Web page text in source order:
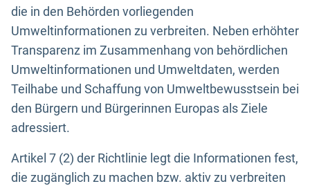
die in den Behörden vorliegenden
Umweltinformationen zu verbreiten. Neben erhöhter
Transparenz im Zusammenhang von behördlichen
Umweltinformationen und Umweltdaten, werden
Teilhabe und Schaffung von Umweltbewusstsein bei
den Bürgern und Bürgerinnen Europas als Ziele
adressiert.
Artikel 7 (2) der Richtlinie legt die Informationen fest,
die zugänglich zu machen bzw. aktiv zu verbreiten